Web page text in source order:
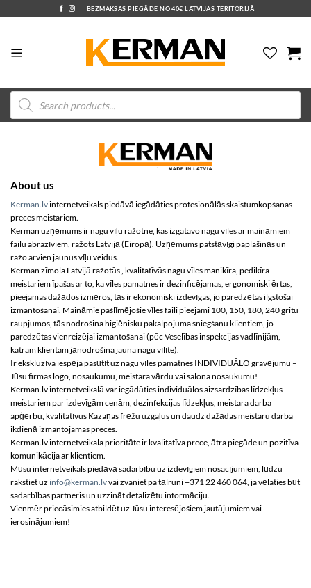
to
BEZMAKSAS PIEGĀDE NO 40€ LATVIJAS TERITORIJĀ
Products
search
About us
Kerman.lvinternetveikals piedāvā iegādāties profesionālās skaistumkopšanas
preces meistariem.
Kerman uzņēmums ir nagu vīļu ražotne, kas izgatavo nagu vīles ar maināmiem
failu abrazīviem, ražots Latvijā (Eiropā). Uzņēmums patstāvīgi paplašinās un
ražo arvien jaunus vīļu veidus.
Kerman zīmola Latvijā ražotās , kvalitatīvās nagu vīles manikīra, pedikīra
meistariem īpašas ar to, ka vīles pamatnes ir dezinficējamas, ergonomiski ērtas,
pieejamas dažādos izmēros, tās ir ekonomiski izdevīgas, jo paredzētas ilgstošai
izmantošanai. Maināmie pašlīmējošie vīles faili pieejami 100, 150, 180, 240 gritu
raupjumos, tās nodrošina higiēnisku pakalpojuma sniegšanu klientiem, jo
paredzētas vienreizējai izmantošanai (pēc Veselības inspekcijas vadlīnijām,
katram klientam jānodrošina jauna nagu vīlīte).
Ir ekskluzīva iespēja pasūtīt uz nagu vīles pamatnes INDIVIDUĀLO gravējumu –
Jūsu firmas logo, nosaukumu, meistara vārdu vai salona nosaukumu!
Kerman.lv internetveikalā var iegādāties individuālos aizsardzības līdzekļus
meistariem par izdevīgām cenām, dezinfekcijas līdzekļus, meistara darba
apģērbu, kvalitatīvus Kazaņas frēžu uzgaļus un daudz dažādas meistaru darba
ikdienā izmantojamas preces.
Kerman.lv internetveikala prioritāte ir kvalitatīva prece, ātra piegāde un pozitīva
komunikācija ar klientiem.
Mūsu internetveikals piedāvā sadarbību uz izdevīgiem nosacījumiem, lūdzu
rakstiet uz info@kerman.lvvai zvaniet pa tālruni +371 22 460 064, ja vēlaties būt
sadarbības partneris un uzzināt detalizētu informāciju.
Vienmēr priecāsimies atbildēt uz Jūsu interesējošiem jautājumiem vai
ierosinājumiem!